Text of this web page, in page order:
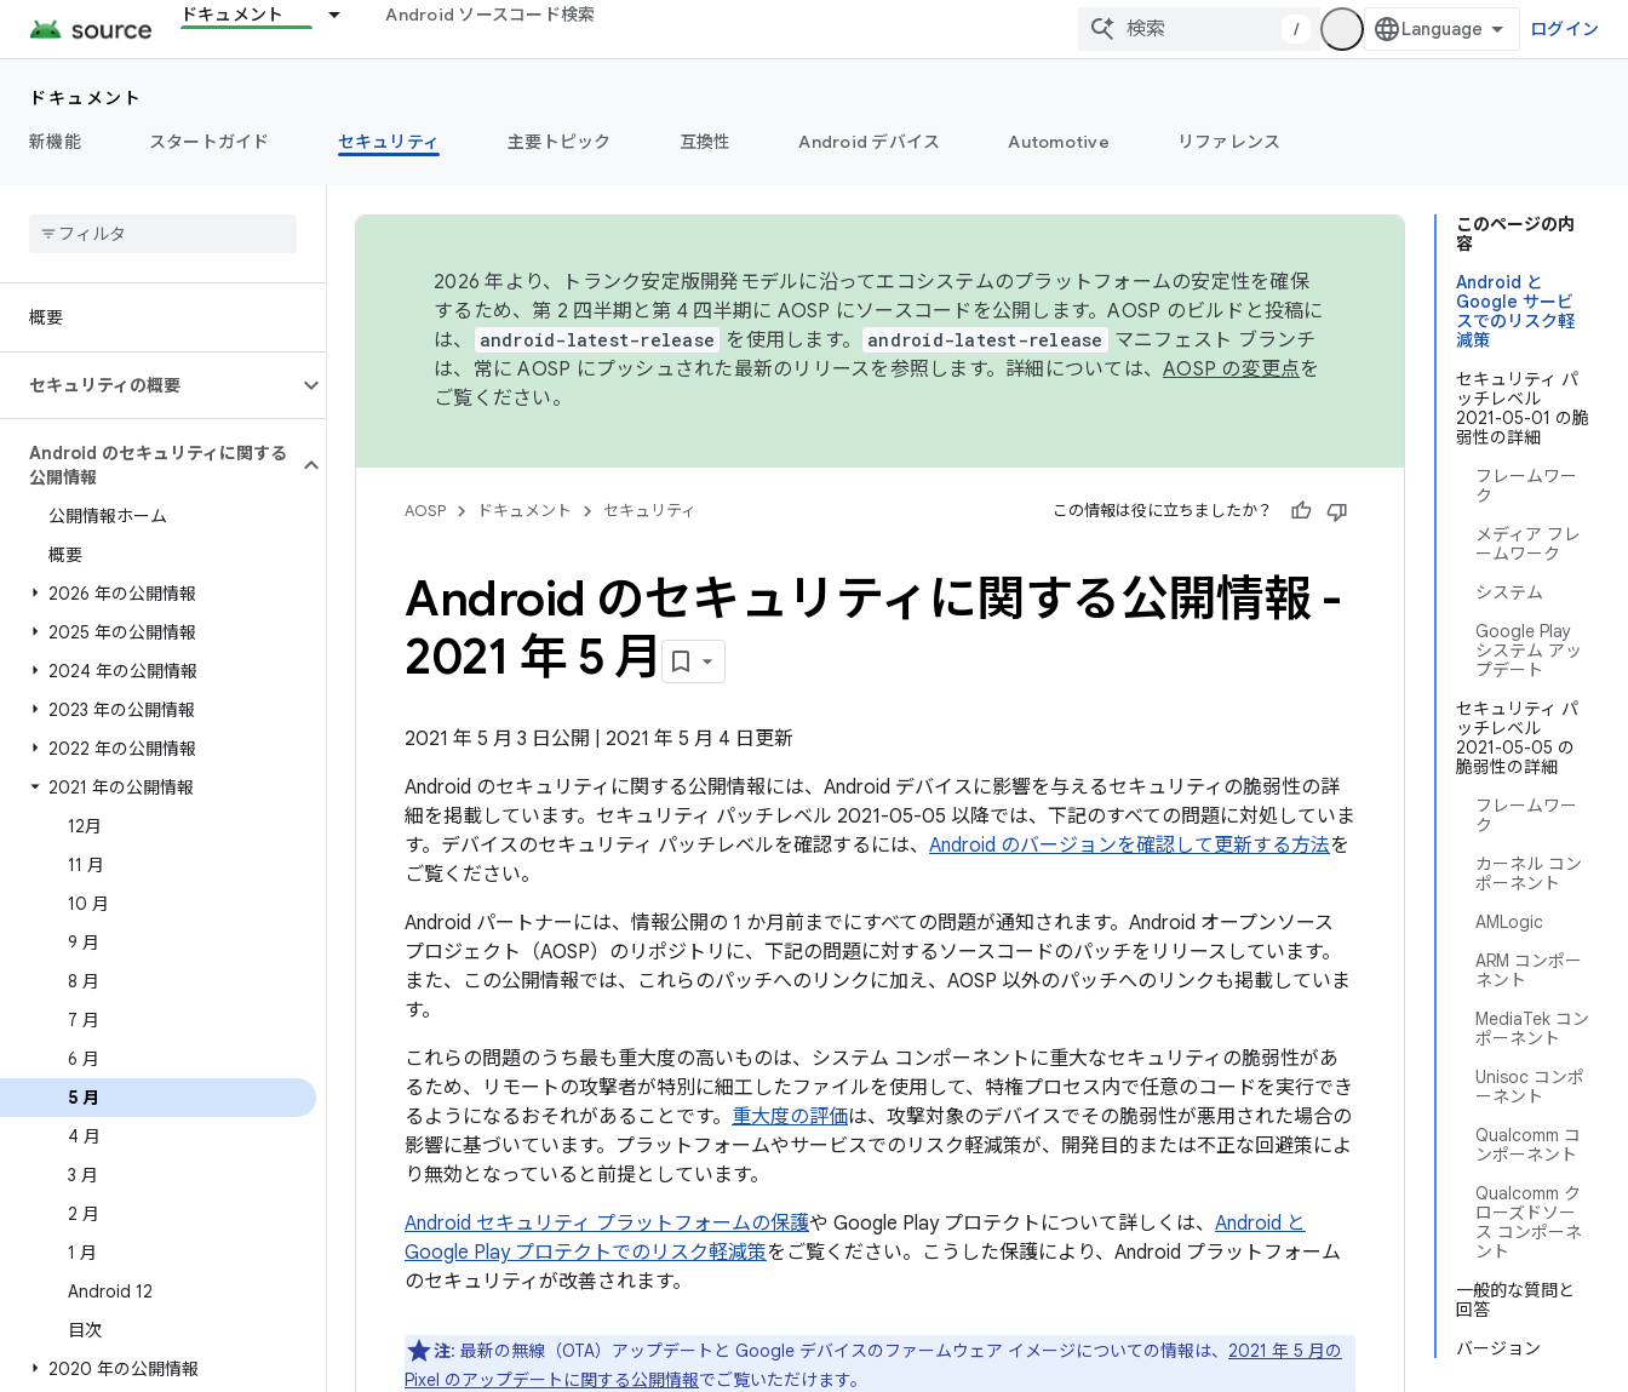
ドキュメント Android ソースコード検索
/ ログイン
ドキュメント
新機能
スタートガイド セキュリティ 主要トピック 互換性 Android デバイス Automotive リファレンス
概要
セキュリティの概要
Android のセキュリティに関する
公開情報
公開情報ホーム
概要
2026 年の公開情報
2025 年の公開情報
2024 年の公開情報
2023 年の公開情報
2022 年の公開情報
2021 年の公開情報
12月
11 月
10 月
9 月
8 月
7 月
6 月
5 月
4 月
3 月
2 月
1 月
Android 12
目次
2020 年の公開情報
このページの内
容
Android と
Google サービ
スでのリスク軽
減策
セキュリティ パ
ッチレベル
2021-05-01 の脆
弱性の詳細
フレームワー
ク
メディア フレ
ームワーク
システム
Google Play
システム アッ
プデート
セキュリティ パ
ッチレベル
2021-05-05 の
脆弱性の詳細
フレームワー
ク
カーネル コン
ポーネント
AMLogic
ARM コンポー
ネント
MediaTek コン
ポーネント
Unisoc コンポ
ーネント
Qualcomm コ
ンポーネント
Qualcomm ク
ローズドソー
ス コンポーネ
ント
一般的な質問と
回答
バージョン
2026 年より、トランク安定版開発モデルに沿ってエコシステムのプラットフォームの安定性を確保
するため、第 2 四半期と第 4 四半期に AOSP にソースコードを公開します。AOSP のビルドと投稿に
は、
android-latest-release を使用します。 android-latest-release
マニフェスト ブランチ
は、常に AOSP にプッシュされた最新のリリースを参照します。詳細については、 AOSP の変更点を
ご覧ください。
AOSP ドキュメント セキュリティ この情報は役に立ちましたか？
Android のセキュリティに関する公開情報 -
2021 年 5 月
2021 年 5 月 3 日公開 | 2021 年 5 月 4 日更新
Android のセキュリティに関する公開情報には、Android デバイスに影響を与えるセキュリティの脆弱性の詳
細を掲載しています。セキュリティ パッチレベル 2021-05-05 以降では、下記のすべての問題に対処していま
す。デバイスのセキュリティ パッチレベルを確認するには、 Android のバージョンを確認して更新する方法を
ご覧ください。
Android パートナーには、情報公開の 1 か月前までにすべての問題が通知されます。Android オープンソース
プロジェクト（AOSP）のリポジトリに、下記の問題に対するソースコードのパッチをリリースしています。
また、この公開情報では、これらのパッチへのリンクに加え、AOSP 以外のパッチへのリンクも掲載していま
す。
これらの問題のうち最も重大度の高いものは、システム コンポーネントに重大なセキュリティの脆弱性があ
るため、リモートの攻撃者が特別に細工したファイルを使用して、特権プロセス内で任意のコードを実行でき
るようになるおそれがあることです。 重大度の評価は、攻撃対象のデバイスでその脆弱性が悪用された場合の
影響に基づいています。プラットフォームやサービスでのリスク軽減策が、開発目的または不正な回避策によ
り無効となっていると前提としています。
Android セキュリティ プラットフォームの保護や Google Play プロテクトについて詳しくは、 Android と
Google Play プロテクトでのリスク軽減策をご覧ください。こうした保護により、Android プラットフォーム
のセキュリティが改善されます。
注: 最新の無線（OTA）アップデートと Google デバイスのファームウェア イメージについての情報は、 2021 年 5 月の
Pixel のアップデートに関する公開情報でご覧いただけます。